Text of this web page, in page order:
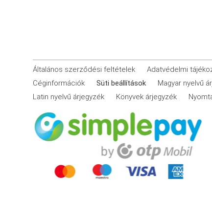
Általános szerződési feltételek Adatvédelmi
Céginformációk
Süti beállítások
Magyar nyelvű
Latin nyelvű árjegyzék
Könyvek árjegyzék